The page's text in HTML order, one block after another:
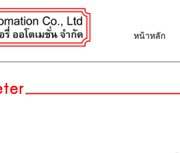
หน้าหลัก